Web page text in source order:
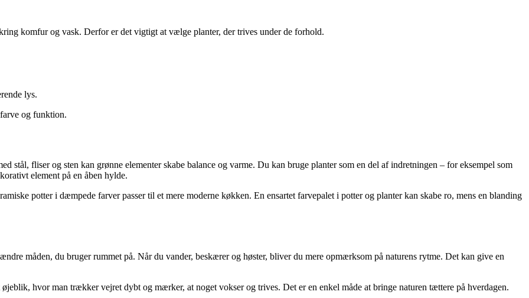
komfur og vask. Derfor er det vigtigt at vælge planter, der trives under de forhold.
lys.
og funktion.
stål, fliser og sten kan grønne elementer skabe balance og varme. Du kan bruge planter som en del af indretningen – for eksempel som
element på en åben hylde.
potter i dæmpede farver passer til et mere moderne køkken. En ensartet farvepalet i potter og planter kan skabe ro, mens en blanding
måden, du bruger rummet på. Når du vander, beskærer og høster, bliver du mere opmærksom på naturens rytme. Det kan give en
hvor man trækker vejret dybt og mærker, at noget vokser og trives. Det er en enkel måde at bringe naturen tættere på hverdagen.